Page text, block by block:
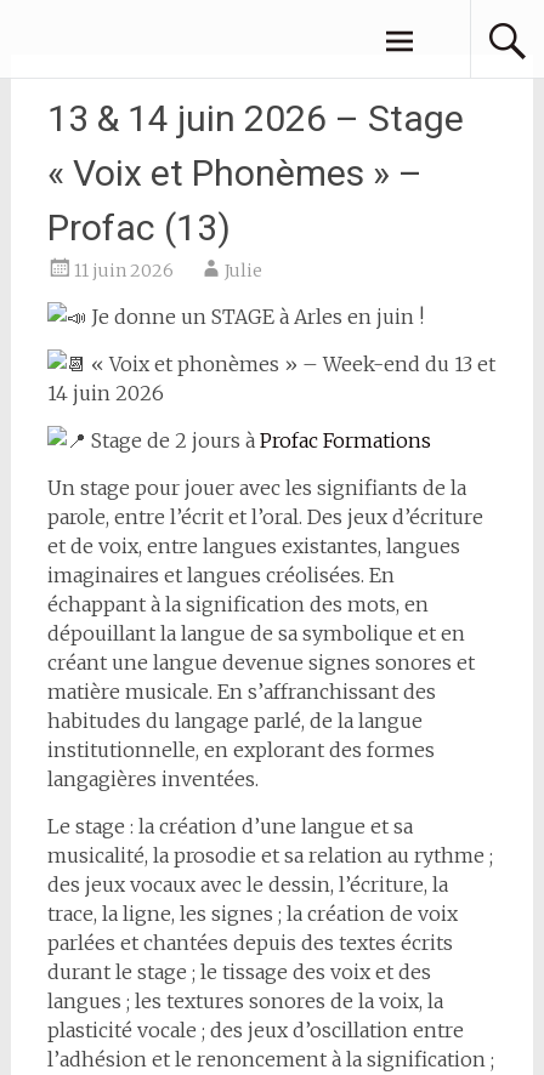
contenu
principal13 & 14 juin 2026 – Stage
« Voix et Phonèmes » –
Profac (13)
11 juin 2026 Julie
Je donne un STAGE à Arles en juin !
« Voix et phonèmes » – Week-end du 13 et
14 juin 2026
Stage de 2 jours à Profac Formations
Un stage pour jouer avec les signifiants de la
parole, entre l’écrit et l’oral. Des jeux d’écriture
et de voix, entre langues existantes, langues
imaginaires et langues créolisées. En
échappant à la signification des mots, en
dépouillant la langue de sa symbolique et en
créant une langue devenue signes sonores et
matière musicale. En s’affranchissant des
habitudes du langage parlé, de la langue
institutionnelle, en explorant des formes
langagières inventées.
Le stage : la création d’une langue et sa
musicalité, la prosodie et sa relation au rythme ;
des jeux vocaux avec le dessin, l’écriture, la
trace, la ligne, les signes ; la création de voix
parlées et chantées depuis des textes écrits
durant le stage ; le tissage des voix et des
langues ; les textures sonores de la voix, la
plasticité vocale ; des jeux d’oscillation entre
l’adhésion et le renoncement à la signification ;